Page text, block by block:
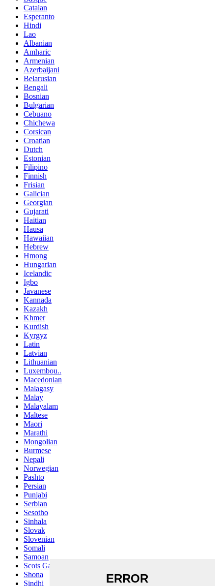
Catalan
Esperanto
Hindi
Lao
Albanian
Amharic
Armenian
Azerbaijani
Belarusian
Bengali
Bosnian
Bulgarian
Cebuano
Chichewa
Corsican
Croatian
Dutch
Estonian
Filipino
Finnish
Frisian
Galician
Georgian
Gujarati
Haitian
Hausa
Hawaiian
Hebrew
Hmong
Hungarian
Icelandic
Igbo
Javanese
Kannada
Kazakh
Khmer
Kurdish
Kyrgyz
Latin
Latvian
Lithuanian
Luxembou..
Macedonian
Malagasy
Malay
Malayalam
Maltese
Maori
Marathi
Mongolian
Burmese
Nepali
Norwegian
Pashto
Persian
Punjabi
Serbian
Sesotho
Sinhala
Slovak
Slovenian
Somali
Samoan
Scots Gaelic
Shona
Sindhi